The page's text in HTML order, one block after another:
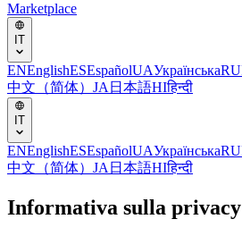
Marketplace
IT
ENEnglishESEspañolUAУкраїнськаRU
中文（简体） JA 日本語HIहिन्दी
IT
ENEnglishESEspañolUAУкраїнськаRU
中文（简体） JA 日本語HIहिन्दी
Informativa sulla privacy